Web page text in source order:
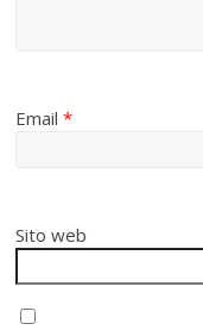
Email*
Sito web